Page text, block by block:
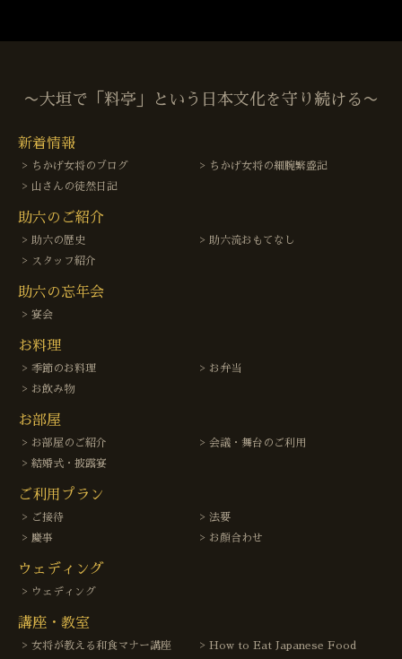
〜大垣で「料亭」という日本文化を守り続ける〜
新着情報
ちかげ女将のブログ
ちかげ女将の細腕繁盛記
山さんの徒然日記
助六のご紹介
助六の歴史
助六流おもてなし
スタッフ紹介
助六の忘年会
宴会
お料理
季節のお料理
お弁当
お飲み物
お部屋
お部屋のご紹介
会議・舞台のご利用
結婚式・披露宴
ご利用プラン
ご接待
法要
慶事
お顔合わせ
ウェディング
ウェディング
講座・教室
女将が教える和食マナー講座 How to Eat Japanese Food